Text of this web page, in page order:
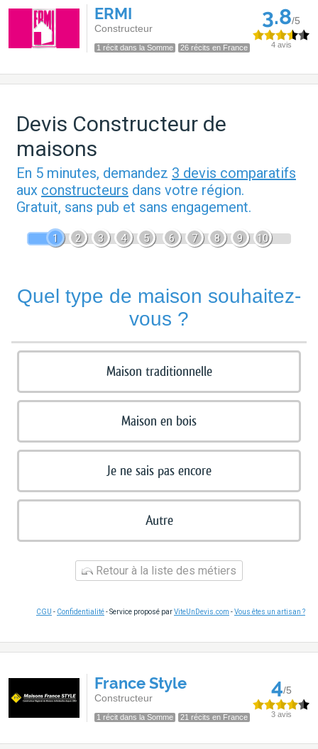
ERMI
Constructeur
1 récit dans la Somme 26 récits en France
3.8/5
4 avis
Devis Constructeur de
maisons
En 5 minutes, demandez 3 devis comparatifs
aux constructeurs dans votre région.
Gratuit, sans pub et sans engagement.
1 2 3 4 5 6 7 8 9 10
Quel type de maison souhaitez-
vous ?
Maison traditionnelle
Maison en bois
Je ne sais pas encore
Autre
Retour à la liste des métiers
CGU - Confidentialité- Service proposé parViteUnDevis.com -Vous êtes un artisan ?
France Style
Constructeur
1 récit dans la Somme 21 récits en France
4/5
3 avis